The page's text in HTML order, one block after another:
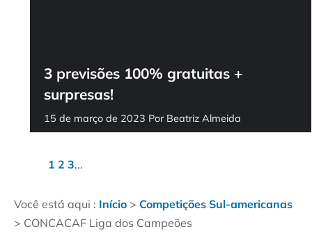
3 previsões 100% gratuitas +
surpresas!
15 de março de 2023 Por Beatriz Almeida
1 2 3...
Você está aqui : Início > Competições Sul-americanas
> CONCACAF Liga dos Campeões